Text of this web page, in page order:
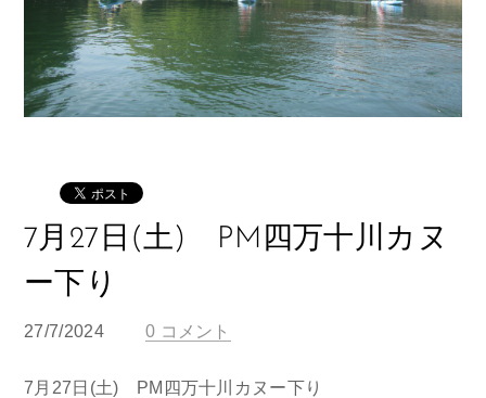
7月27日(土) PM四万十川カヌ
ー下り
27/7/2024 0 コメント
7月27日(土) PM四万十川カヌー下り